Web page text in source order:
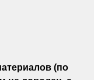
(по